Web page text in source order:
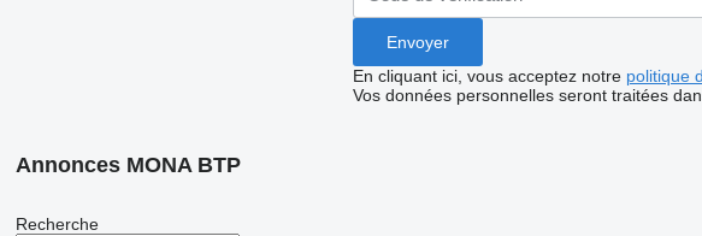
En cliquant ici, vous acceptez notre politique
Vos données personnelles seront traitées
Annonces MONA BTP
Recherche